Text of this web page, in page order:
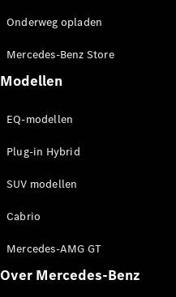
Onderweg opladen
Mercedes-Benz Store
Modellen
EQ-modellen
Plug-in Hybrid
SUV modellen
Cabrio
Mercedes-AMG GT
Over Mercedes-Benz